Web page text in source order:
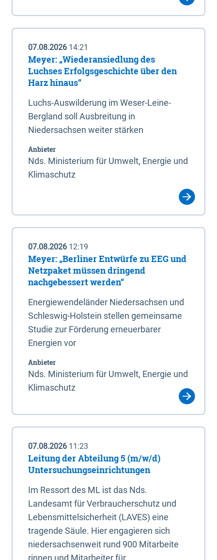
07.08.2026 14:21
Meyer: „Wiederansiedlung des
Luchses Erfolgsgeschichte über den
Harz hinaus“
Luchs-Auswilderung im Weser-Leine-
Bergland soll Ausbreitung in
Niedersachsen weiter stärken
Anbieter
Nds. Ministerium für Umwelt, Energie und
Klimaschutz
07.08.2026 12:19
Meyer: „Berliner Entwürfe zu EEG und
Netzpaket müssen dringend
nachgebessert werden“
Energiewendeländer Niedersachsen und
Schleswig-Holstein stellen gemeinsame
Studie zur Förderung erneuerbarer
Energien vor
Anbieter
Nds. Ministerium für Umwelt, Energie und
Klimaschutz
07.08.2026 11:23
Leitung der Abteilung 5 (m/w/d)
Untersuchungseinrichtungen
Im Ressort des ML ist das Nds.
Landesamt für Verbraucherschutz und
Lebensmittelsicherheit (LAVES) eine
tragende Säule. Hier engagieren sich
niedersachsenweit rund 900 Mitarbeite